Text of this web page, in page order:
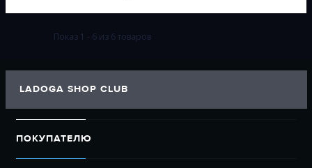
Показ 1 - 6 из 6 товаров
LADOGA SHOP CLUB
ПОКУПАТЕЛЮ